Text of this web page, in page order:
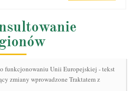
funkcjonowaniu Unii Europejskiej - tekst
zmiany wprowadzone Traktatem z